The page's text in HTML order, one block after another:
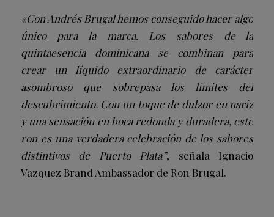
«Con Andrés Brugal hemos conseguido hacer algo
único para la marca. Los sabores de la
quintaesencia dominicana se combinan para
crear un líquido extraordinario de carácter
asombroso que sobrepasa los límites del
descubrimiento. Con un toque de dulzor en nariz
y una sensación en boca redonda y duradera, este
ron es una verdadera celebración de los sabores
distintivos de Puerto Plata”, señala Ignacio
Vazquez Brand Ambassador de Ron Brugal.